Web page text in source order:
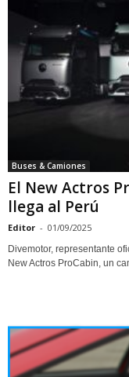
Buses & Camiones
El New Actros
llega al Perú
Editor - 01/09/2025
Divemotor, representante
New Actros ProCabin, un